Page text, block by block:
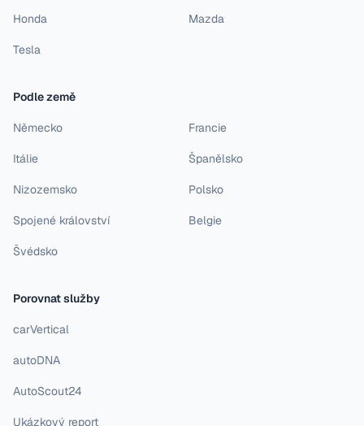
Honda Mazda
Tesla
Podle země
Německo Francie
Itálie Španělsko
Nizozemsko Polsko
Spojené království Belgie
Švédsko
Porovnat služby
carVertical
autoDNA
AutoScout24
Ukázkový report